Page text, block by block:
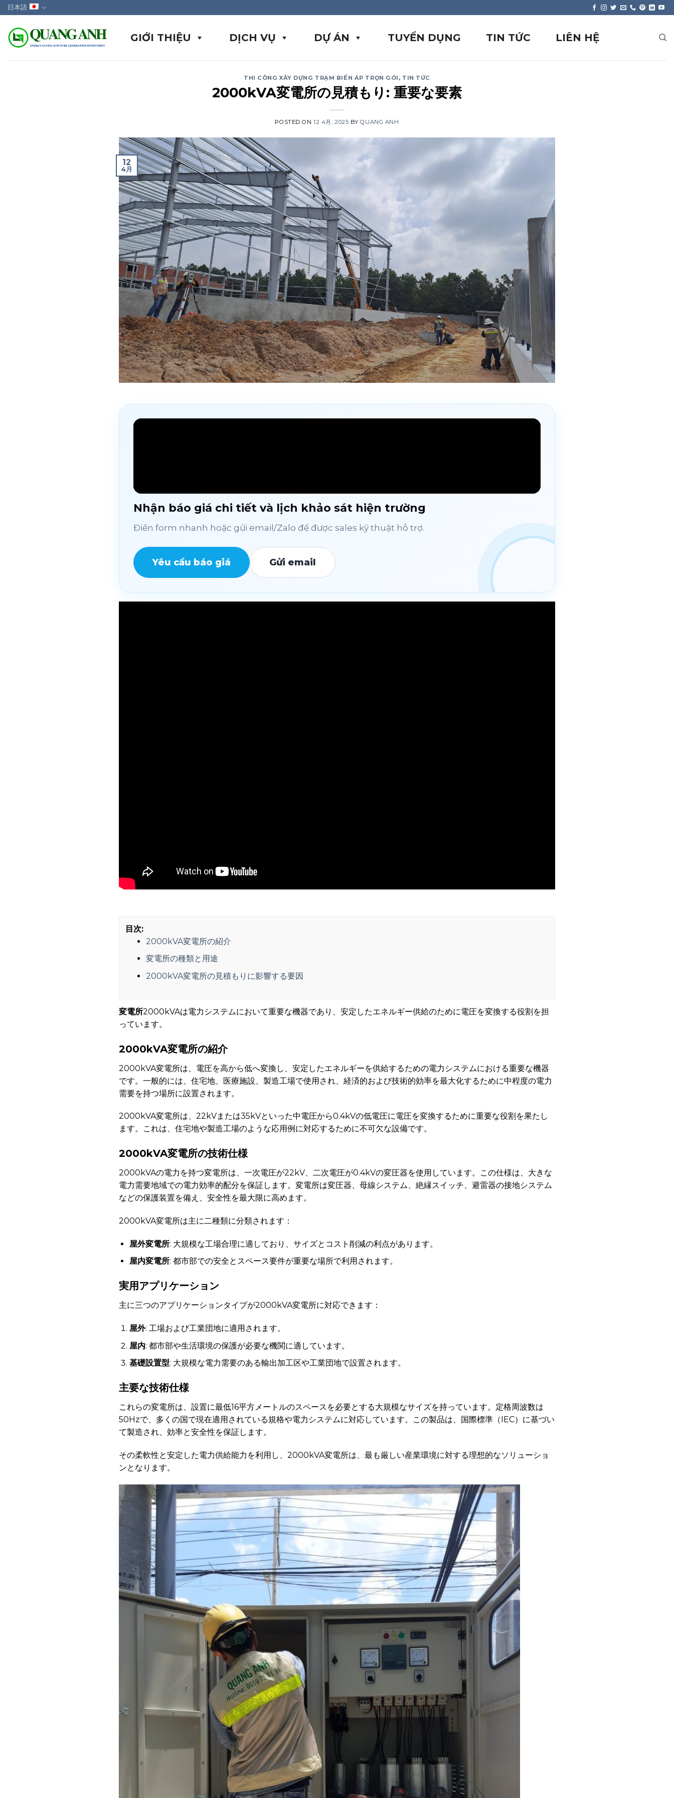
Skip
to
content
日本語
GIỚI THIỆU DỊCH VỤ DỰ ÁN TUYỂN DỤNG TIN TỨC LIÊN HỆ
THI CÔNG XÂY DỰNG TRẠM BIẾN ÁP TRỌN GÓI , TIN TỨC
2000kVA変電所の見積もり: 重要な要素
POSTED ON12 4月, 2025 BYQUANG ANH
12
4月
Nhận báo giá chi tiết và lịch khảo sát hiện trường
Điền form nhanh hoặc gửi email/Zalo để được sales kỹ thuật hỗ trợ.
Yêu cầu báo giá Gửi email
目次:
2000kVA変電所の紹介
変電所の種類と用途
2000kVA変電所の見積もりに影響する要因
変電所2000kVAは電力システムにおいて重要な機器であり、安定したエネルギー供給のために電圧を変換する役割を担
っています。
2000kVA変電所の紹介
2000kVA変電所は、電圧を高から低へ変換し、安定したエネルギーを供給するための電力システムにおける重要な機器
です。一般的には、住宅地、医療施設、製造工場で使用され、経済的および技術的効率を最大化するために中程度の電力
需要を持つ場所に設置されます。
2000kVA変電所は、22kVまたは35kVといった中電圧から0.4kVの低電圧に電圧を変換するために重要な役割を果たし
ます。これは、住宅地や製造工場のような応用例に対応するために不可欠な設備です。
2000kVA変電所の技術仕様
2000kVAの電力を持つ変電所は、一次電圧が22kV、二次電圧が0.4kVの変圧器を使用しています。この仕様は、大きな
電力需要地域での電力効率的配分を保証します。変電所は変圧器、母線システム、絶縁スイッチ、避雷器の接地システム
などの保護装置を備え、安全性を最大限に高めます。
2000kVA変電所は主に二種類に分類されます：
屋外変電所: 大規模な工場合理に適しており、サイズとコスト削減の利点があります。
屋内変電所: 都市部での安全とスペース要件が重要な場所で利用されます。
実用アプリケーション
主に三つのアプリケーションタイプが2000kVA変電所に対応できます：
屋外: 工場および工業団地に適用されます。
屋内: 都市部や生活環境の保護が必要な機関に適しています。
基礎設置型: 大規模な電力需要のある輸出加工区や工業団地で設置されます。
主要な技術仕様
これらの変電所は、設置に最低16平方メートルのスペースを必要とする大規模なサイズを持っています。定格周波数は
50Hzで、多くの国で現在適用されている規格や電力システムに対応しています。この製品は、国際標準（IEC）に基づい
て製造され、効率と安全性を保証します。
その柔軟性と安定した電力供給能力を利用し、2000kVA変電所は、最も厳しい産業環境に対する理想的なソリューショ
ンとなります。